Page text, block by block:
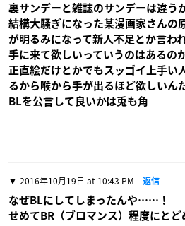
裏サンデーと雑誌のサンデーは違う
結構大騒ぎになった某漫画家さんの
が明るみになって新人不足とか言わ
手に来て欲しいっていうのはあるの
正直絵だけとかでもスッゴイ上手い
るから喉から手が出るほど欲しいん
BLを公言して良いかは兎も角
2016年10月19日 at 10:43 PM 返信
なぜBLにしてしまったんや……！
せめてBR（ブロマンス）程度にと